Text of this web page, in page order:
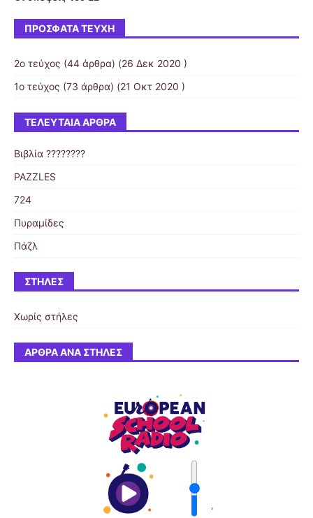
ΠΡΌΣΦΑΤΑ ΤΕΎΧΗ
2ο τεύχος (44 άρθρα) (26 Δεκ 2020 )
1ο τεύχος (73 άρθρα) (21 Οκτ 2020 )
ΤΕΛΕΥΤΑΊΑ ΆΡΘΡΑ
Βιβλία ????????
PAZZLES
724
Πυραμίδες
Πάζλ
ΣΤΉΛΕΣ
Χωρίς στήλες
ΆΡΘΡΑ ΑΝΆ ΣΤΉΛΕΣ
'